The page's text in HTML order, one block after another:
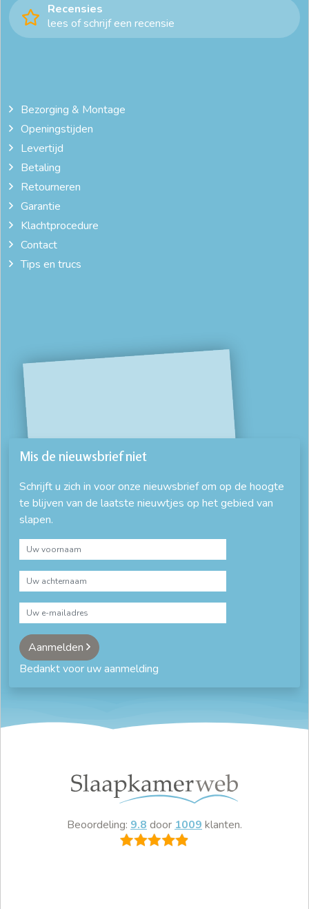
Recensies
lees of schrijf een recensie
Bezorging & Montage
Openingstijden
Levertijd
Betaling
Retourneren
Garantie
Klachtprocedure
Contact
Tips en trucs
Mis de nieuwsbrief niet
Schrijft u zich in voor onze nieuwsbrief om op de hoogte
te blijven van de laatste nieuwtjes op het gebied van
slapen.
Aanmelden
Bedankt voor uw aanmelding
Beoordeling: 9.8 door 1009 klanten.